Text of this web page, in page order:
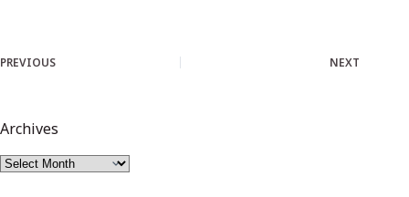
PREVIOUS NEXT
Archives